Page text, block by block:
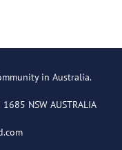
in Australia.
NSW AUSTRALIA